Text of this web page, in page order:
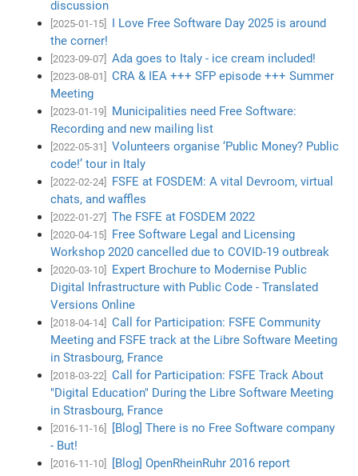
discussion
[2025-01-15]
I Love Free Software Day 2025 is around
the corner!
[2023-09-07] Ada goes to Italy - ice cream included!
[2023-08-01]
CRA & IEA +++ SFP episode +++ Summer
Meeting
[2023-01-19]
Municipalities need Free Software:
Recording and new mailing list
[2022-05-31]
Volunteers organise ‘Public Money? Public
code!’ tour in Italy
[2022-02-24]
FSFE at FOSDEM: A vital Devroom, virtual
chats, and waffles
[2022-01-27] The FSFE at FOSDEM 2022
[2020-04-15]
Free Software Legal and Licensing
Workshop 2020 cancelled due to COVID-19 outbreak
[2020-03-10]
Expert Brochure to Modernise Public
Digital Infrastructure with Public Code - Translated
Versions Online
[2018-04-14]
Call for Participation: FSFE Community
Meeting and FSFE track at the Libre Software Meeting
in Strasbourg, France
[2018-03-22]
Call for Participation: FSFE Track About
"Digital Education" During the Libre Software Meeting
in Strasbourg, France
[2016-11-16]
[Blog] There is no Free Software company
- But!
[2016-11-10] [Blog] OpenRheinRuhr 2016 report